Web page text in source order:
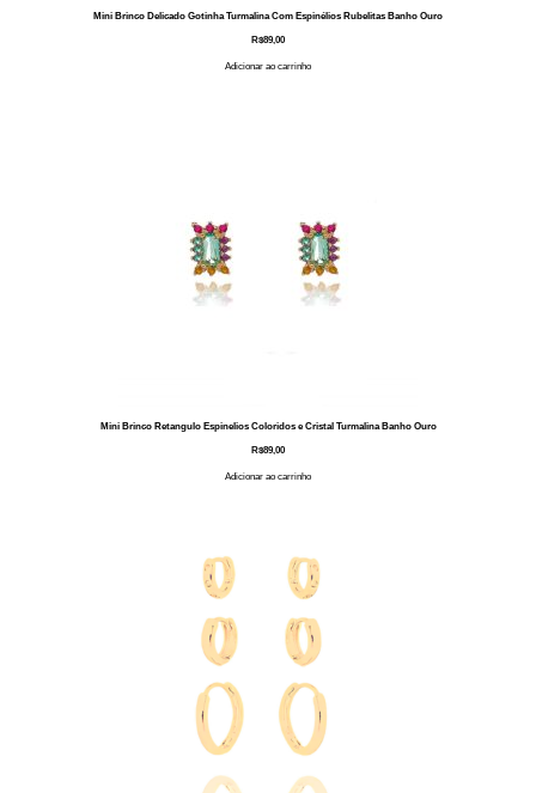
Mini Brinco Delicado Gotinha Turmalina Com Espinélios Rubelitas Banho Ouro
R$89,00
Adicionar ao carrinho
Mini Brinco Retangulo Espinelios Coloridos e Cristal Turmalina Banho Ouro
R$89,00
Adicionar ao carrinho